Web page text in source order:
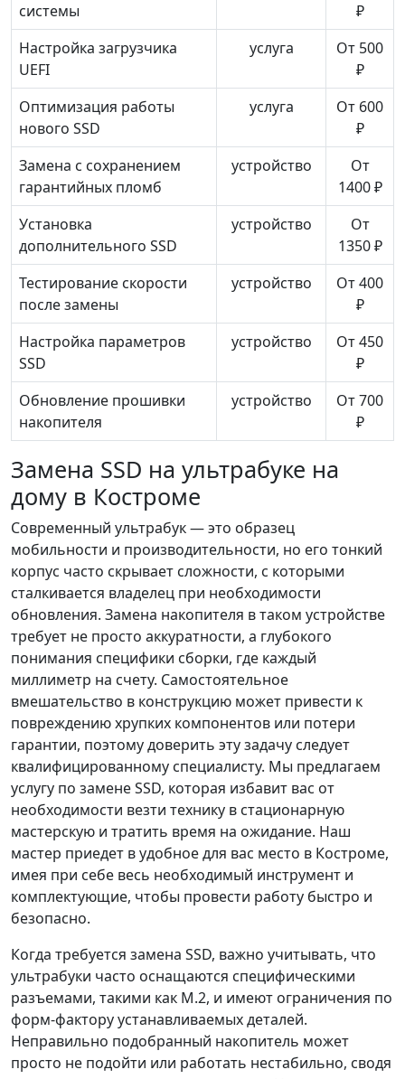
системы
₽
Настройка загрузчика
UEFI
услуга
От 500
₽
Оптимизация работы
нового SSD
услуга
От 600
₽
Замена с сохранением
гарантийных пломб
устройство
От
1400 ₽
Установка
дополнительного SSD
устройство
От
1350 ₽
Тестирование скорости
после замены
устройство
От 400
₽
Настройка параметров
SSD
устройство
От 450
₽
Обновление прошивки
накопителя
устройство
От 700
₽
Замена SSD на ультрабуке на
дому в Костроме
Современный ультрабук — это образец
мобильности и производительности, но его тонкий
корпус часто скрывает сложности, с которыми
сталкивается владелец при необходимости
обновления. Замена накопителя в таком устройстве
требует не просто аккуратности, а глубокого
понимания специфики сборки, где каждый
миллиметр на счету. Самостоятельное
вмешательство в конструкцию может привести к
повреждению хрупких компонентов или потери
гарантии, поэтому доверить эту задачу следует
квалифицированному специалисту. Мы предлагаем
услугу по замене SSD, которая избавит вас от
необходимости везти технику в стационарную
мастерскую и тратить время на ожидание. Наш
мастер приедет в удобное для вас место в Костроме,
имея при себе весь необходимый инструмент и
комплектующие, чтобы провести работу быстро и
безопасно.
Когда требуется замена SSD, важно учитывать, что
ультрабуки часто оснащаются специфическими
разъемами, такими как M.2, и имеют ограничения по
форм-фактору устанавливаемых деталей.
Неправильно подобранный накопитель может
просто не подойти или работать нестабильно, сводя